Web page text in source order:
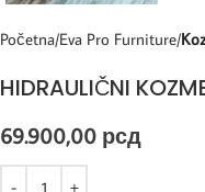
Početna Eva Pro Furniture
HIDRAULIČNI
69.900,00 рсд